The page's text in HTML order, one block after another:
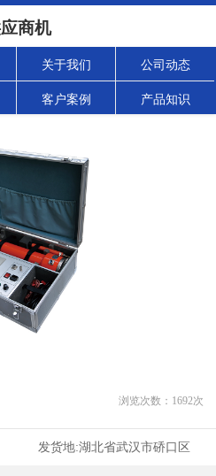
商机
关于我们 公司动态
客户案例 产品知识
浏览次数： 1692次
发货地:湖北省武汉市硚口区